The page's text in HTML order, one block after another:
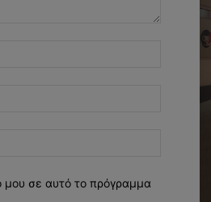
Όνομα:*
μου σε αυτό το πρόγραμμα